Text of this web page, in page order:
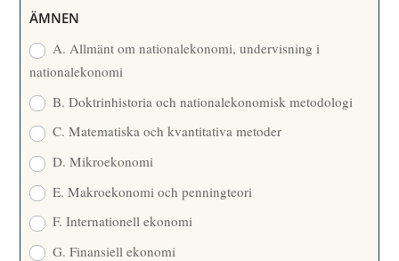
R
ÄMNEN
A. Allmänt om nationalekonomi, undervisning i
nationalekonomi
B. Doktrinhistoria och nationalekonomisk metodologi
C. Matematiska och kvantitativa metoder
D. Mikroekonomi
E. Makroekonomi och penningteori
F. Internationell ekonomi
G. Finansiell ekonomi